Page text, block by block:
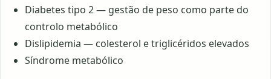
Diabetes tipo 2 — gestão de peso como parte do
controlo metabólico
Dislipidemia — colesterol e triglicéridos elevados
Síndrome metabólico